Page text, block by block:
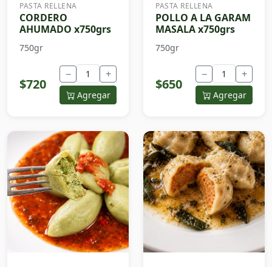
PASTA RELLENA
CORDERO
AHUMADO x750grs
750gr
$720
− +
Agregar
PASTA RELLENA
POLLO A LA GARAM
MASALA x750grs
750gr
$650
− +
Agregar